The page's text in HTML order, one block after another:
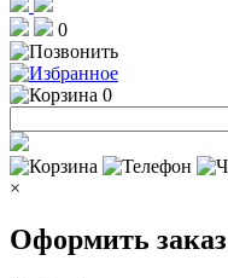
0
0
×
Оформить заказ